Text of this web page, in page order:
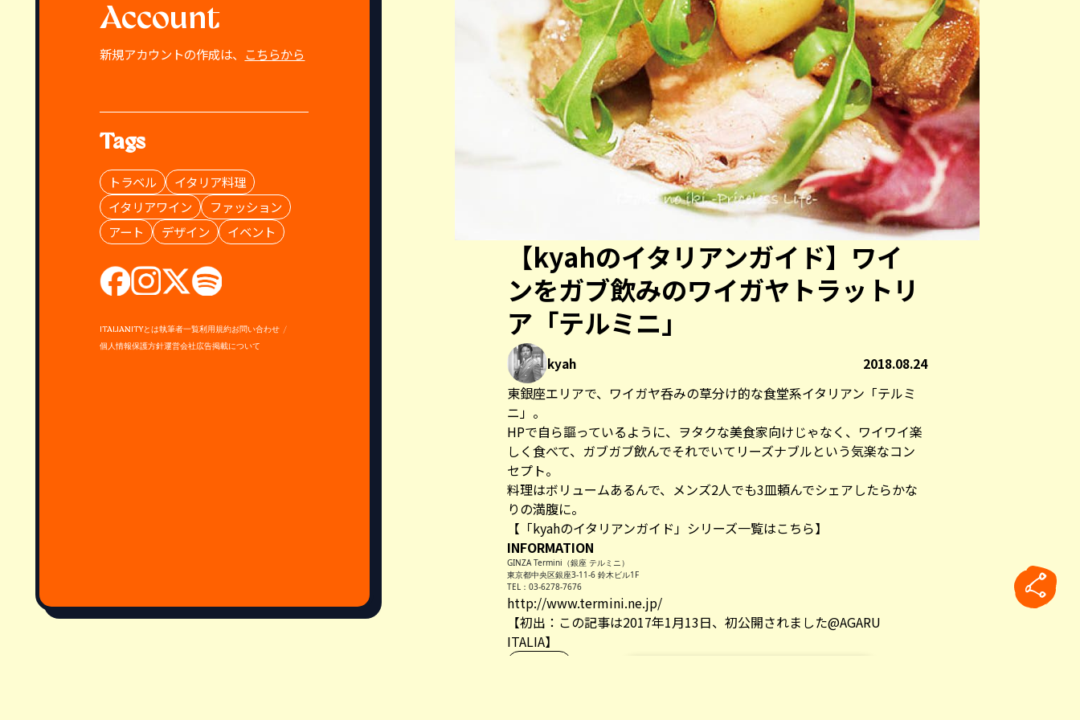
Account
新規アカウントの作成は、 こちらから
Tags
トラベル
イタリア料理
イタリアワイン
ファッション
アート
デザイン イベント
ITALIANITYとは執筆者一覧利用規約お問い合わせ
個人情報保護方針運営会社広告掲載について
【kyahのイタリアンガイド】ワイ
ンをガブ飲みのワイガヤトラットリ
ア「テルミニ」
kyah 2018.08.24
東銀座エリアで、ワイガヤ呑みの草分け的な食堂系イタリアン「テルミ
ニ」。
HPで自ら謳っているように、ヲタクな美食家向けじゃなく、ワイワイ楽
しく食べて、ガブガブ飲んでそれでいてリーズナブルという気楽なコン
セプト。
料理はボリュームあるんで、メンズ2人でも3皿頼んでシェアしたらかな
りの満腹に。
【「kyahのイタリアンガイド」シリーズ一覧はこちら】
INFORMATION
GINZA Termini（銀座 テルミニ）
東京都中央区銀座3-11-6 鈴木ビル1F
TEL：03-6278-7676
http://www.termini.ne.jp/
【初出：この記事は2017年1月13日、初公開されました@AGARU
ITALIA】